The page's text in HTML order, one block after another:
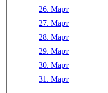
26. Март
27. Март
28. Март
29. Март
30. Март
31. Март